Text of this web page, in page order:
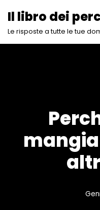
Vai
Il libro dei
Le risposte a tutte le tue